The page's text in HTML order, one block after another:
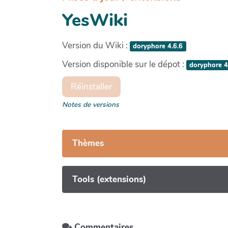
YesWiki
Version du Wiki : doryphore 4.6.6
Version disponible sur le dépot : doryphore
Réinstaller
Notes de versions
Thèmes
Tools (extensions)